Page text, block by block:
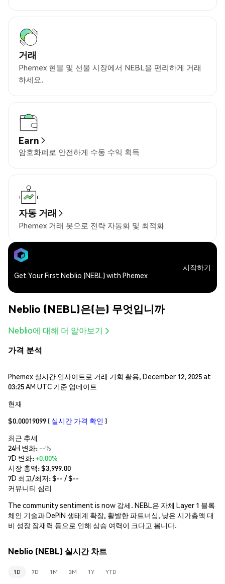
거래
Phemex 현물 및 선물 시장에서 NEBL을 편리하게 거래
하세요.
Earn
암호화폐로 안전하게 수동 수익 획득
자동 거래
Phemex 거래 봇으로 전략 자동화 및 최적화
Get Your First Neblio (NEBL) with Phemex
시작하기
Neblio (NEBL)은(는) 무엇입니까
Neblio에 대해 더 알아보기
가격 분석
Phemex 실시간 인사이트로 거래 기회 활용, December 12, 2025 at
03:25 AM UTC 기준 업데이트
현재
$0.00019099 ( 실시간 가격 확인 )
최근 추세
24H 변화: --%
7D 변화:+0.00%
시장 총액:$3,999.00
7D 최고/최저: $-- / $--
커뮤니티 심리
The community sentiment is now 강세. NEBL은 자체 Layer 1 블록
체인 기술과 DePIN 생태계 확장, 활발한 파트너십, 낮은 시가총액 대
비 성장 잠재력 등으로 인해 상승 여력이 크다고 봅니다.
Neblio (NEBL) 실시간 차트
1D 7D 1M 3M 1Y YTD